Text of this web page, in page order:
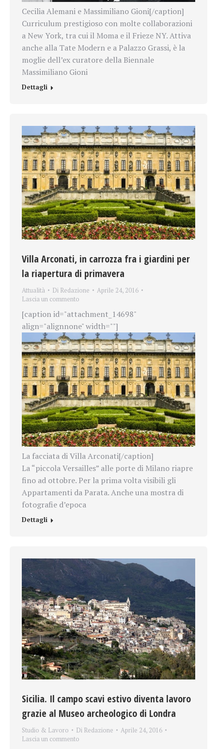
Cecilia Alemani e Massimiliano Gioni[/caption]
Curriculum prestigioso con molte collaborazioni
a New York, tra cui il Moma e il Frieze NY. Attiva
anche alla Tate Modern e a Palazzo Grassi, è la
moglie dell’ex curatore della Biennale
Massimiliano Gioni
Dettagli
Villa Arconati, in carrozza fra i giardini per
la riapertura di primavera
Attualità Di Redazione
Aprile 24, 2016
Lascia un commento
[caption id="attachment_14698"
align="alignnone" width=""]
La facciata di Villa Arconati[/caption]
La “piccola Versailles” alle porte di Milano riapre
fino ad ottobre. Per la prima volta visibili gli
Appartamenti da Parata. Anche una mostra di
fotografie d’epoca
Dettagli
Sicilia. Il campo scavi estivo diventa lavoro
grazie al Museo archeologico di Londra
Studio & Lavoro Di Redazione
Aprile 24, 2016
Lascia un commento